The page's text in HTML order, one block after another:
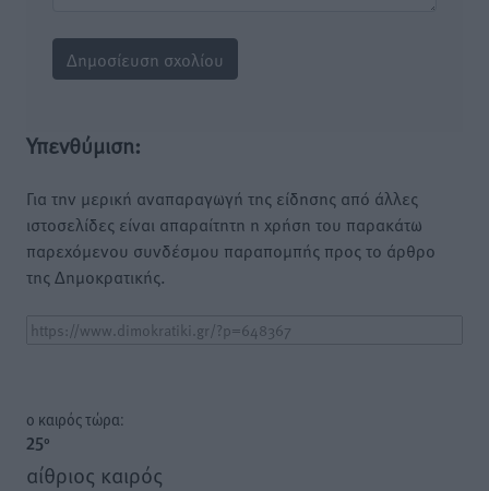
Υπενθύμιση:
Για την μερική αναπαραγωγή της είδησης από άλλες
ιστοσελίδες είναι απαραίτητη η χρήση του παρακάτω
παρεχόμενου συνδέσμου παραπομπής προς το άρθρο
της Δημοκρατικής.
o καιρός τώρα:
25°
αίθριος καιρός